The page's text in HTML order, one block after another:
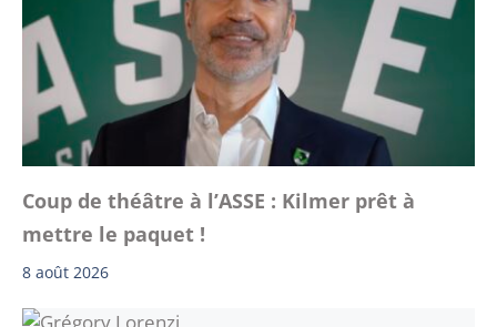
Coup de théâtre à l’ASSE : Kilmer prêt à
mettre le paquet !
8 août 2026